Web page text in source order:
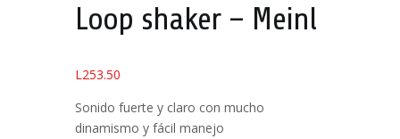
Loop shaker – Meinl
L253.50
Sonido fuerte y claro con mucho
dinamismo y fácil manejo